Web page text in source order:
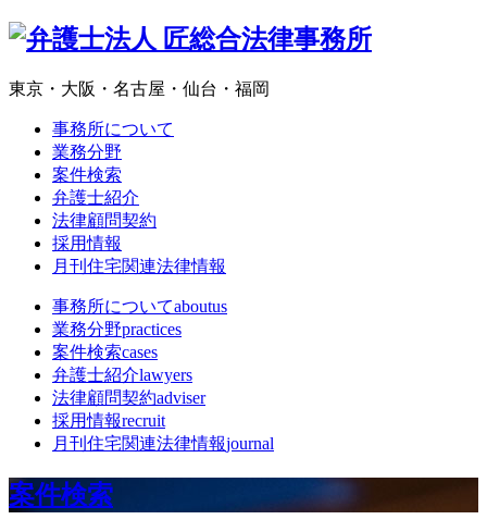
東京・大阪・名古屋・仙台・福岡
事務所について
業務分野
案件検索
弁護士紹介
法律顧問契約
採用情報
月刊住宅関連法律情報
事務所についてaboutus
業務分野practices
案件検索cases
弁護士紹介lawyers
法律顧問契約adviser
採用情報recruit
月刊住宅関連法律情報journal
案件検索